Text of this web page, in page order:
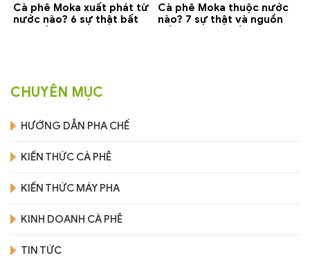
Cà phê Moka xuất phát từ
nước nào? 6 sự thật bất
Cà phê Moka thuộc nước
nào? 7 sự thật và nguồn
CHUYÊN MỤC
HƯỚNG DẪN PHA CHẾ
KIẾN THỨC CÀ PHÊ
KIẾN THỨC MÁY PHA
KINH DOANH CÀ PHÊ
TIN TỨC